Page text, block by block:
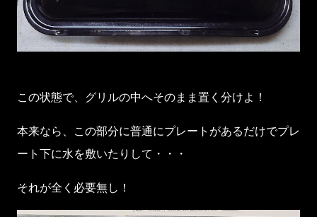
この状態で、グリルの中へそのまま置く分けよ！
本来なら、この部分に普通にプレートがあるだけでプレ
ート下に水を敷いたりして・・・
それが全く必要無し！